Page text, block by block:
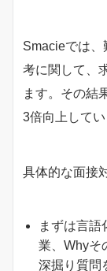
Smacieでは、
考に関して、
ます。その結
3倍向上してい
具体的な面接
まずは言語
業、Whyそ
深掘り質問